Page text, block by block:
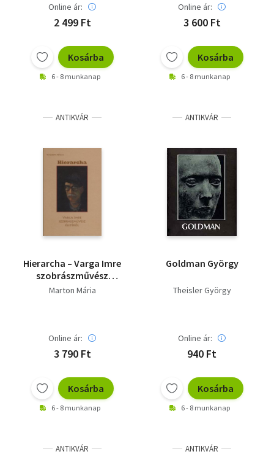
Online ár:
2 499 Ft
Kosárba
6 - 8 munkanap
Online ár:
3 600 Ft
Kosárba
6 - 8 munkanap
ANTIKVÁR
Hierarcha – Varga Imre
szobrászművész
életéről - Dedikált
Marton Mária
Online ár:
3 790 Ft
Kosárba
6 - 8 munkanap
ANTIKVÁR
Goldman György
Theisler György
Online ár:
940 Ft
Kosárba
6 - 8 munkanap
ANTIKVÁR ANTIKVÁR